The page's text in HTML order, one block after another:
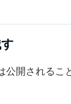
公開されるこ